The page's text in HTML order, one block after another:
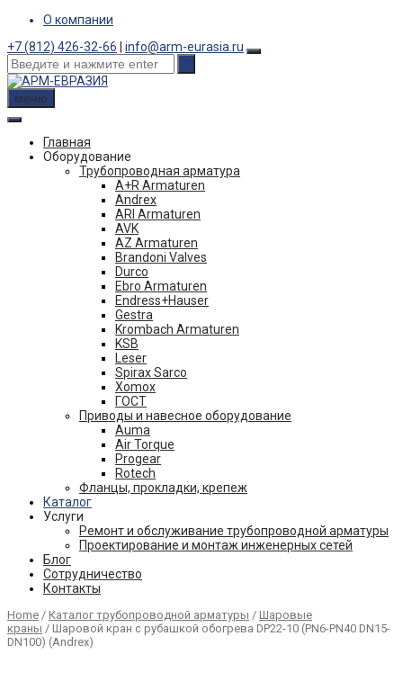
Skip
content
О компании
+7 (812) 426-32-66
info@arm-eurasia.ru
меню
Главная
Оборудование
Трубопроводная арматура
A+R Armaturen
Andrex
ARI Armaturen
AVK
AZ Armaturen
Brandoni Valves
Durco
Ebro Armaturen
Endress+Hauser
Gestra
Krombach Armaturen
KSB
Leser
Spirax Sarco
Xomox
ГОСТ
Приводы и навесное оборудование
Auma
Air Torque
Progear
Rotech
Фланцы, прокладки, крепеж
Каталог
Услуги
Ремонт и обслуживание трубопроводной арматуры
Проектирование и монтаж инженерных сетей
Блог
Сотрудничество
Контакты
Home / Каталог трубопроводной арматуры / Шаровые
краны / Шаровой кран с рубашкой обогрева DP22-10 (PN6-PN40 DN15-
DN100) (Andrex)